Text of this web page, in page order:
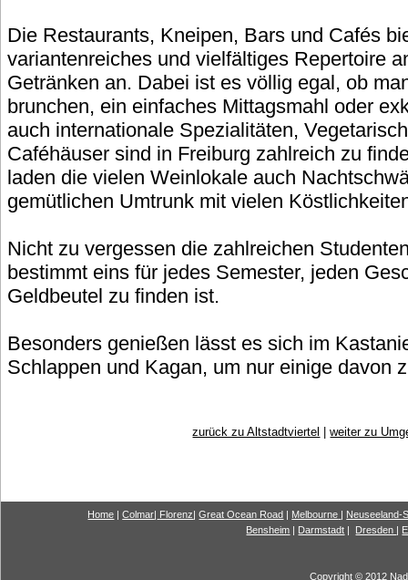
Die Restaurants, Kneipen, Bars und Cafés
variantenreiches und vielfältiges Repertoire
Getränken an. Dabei ist es völlig egal, ob
brunchen, ein einfaches Mittagsmahl oder
auch internationale Spezialitäten,
Caféhäuser sind in Freiburg zahlreich zu
laden die vielen Weinlokale auch
gemütlichen Umtrunk mit vielen
Nicht zu vergessen die zahlreichen
bestimmt eins für jedes Semester, jeden
Geldbeutel zu finden ist.
Besonders genießen lässt es sich im
Schlappen und Kagan, um nur einige davon
zurück zu Altstadtviertel |weiter zu
Home |Colmar| Florenz|Great Ocean Road | Melbourne | Neuseeland-
Bensheim | Darmstadt | Dresden |
Copyright © 2012